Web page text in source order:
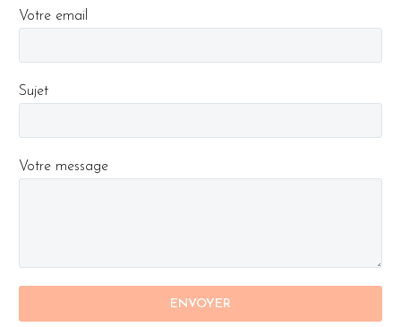
Votre email
Sujet
Votre message